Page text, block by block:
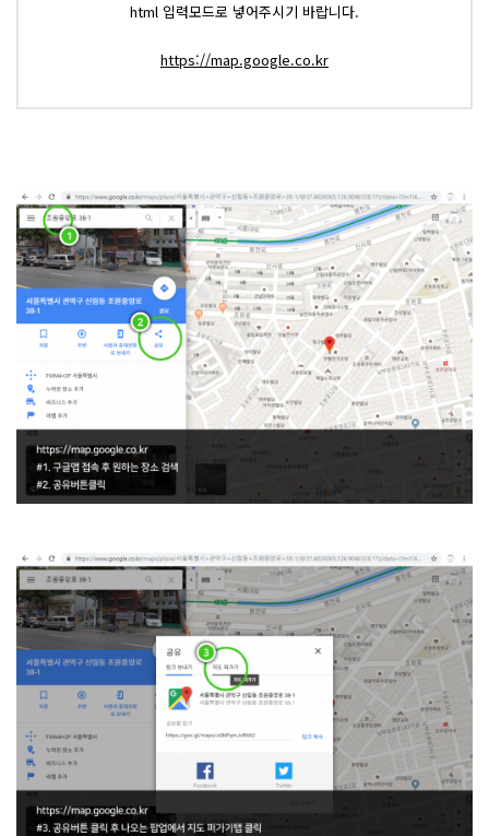
html 입력모드로 넣어주시기 바랍니다.
https://map.google.co.kr